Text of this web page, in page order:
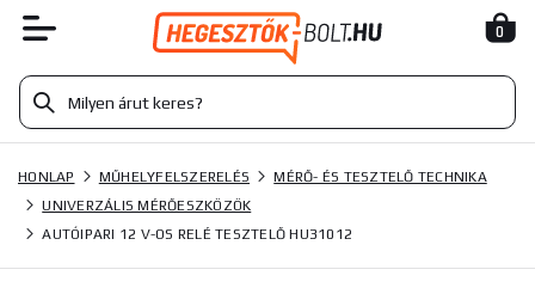
0
HONLAP MŰHELYFELSZERELÉS
MÉRŐ- ÉS TESZTELŐ TECHNIKA
UNIVERZÁLIS MÉRŐESZKÖZÖK
AUTÓIPARI 12 V-OS RELÉ TESZTELŐ HU31012